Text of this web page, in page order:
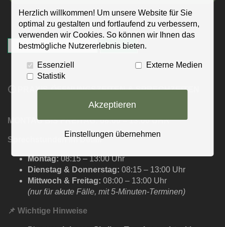
🕒 PRAXIS-ÖFFNUNGSZEITEN & SPRECHZEITEN
MONTAG BIS FREITAG: 08:00 – 13:00 UHR
Sprechstunden im Detail
Montag:08:15 – 13:00 Uhr
Dienstag & Donnerstag: 08:15 – 13:00 Uhr
Mittwoch & Freitag: 08:00 – 13:00 Uhr
(nur für akute Fälle, mit 5-Minuten-Terminen)
📌 Wichtige Hinweise
Herzlich willkommen! Um unsere Website für Sie
optimal zu gestalten und fortlaufend zu verbessern,
verwenden wir Cookies. So können wir Ihnen das
bestmögliche Nutzererlebnis bieten.
Essenziell
Externe Medien
Statistik
Akzeptieren
Einstellungen übernehmen